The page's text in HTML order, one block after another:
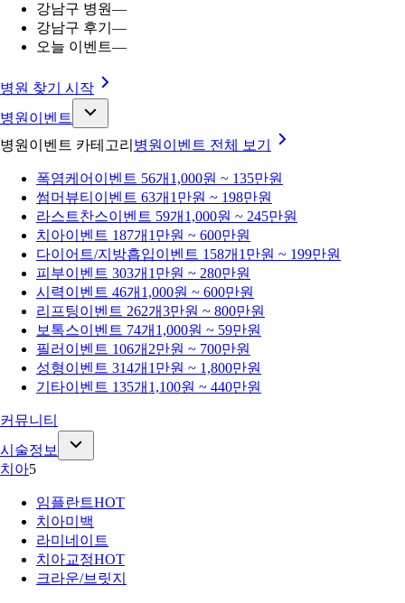
강남구 병원—
강남구 후기 —
오늘 이벤트—
병원 찾기 시작
병원이벤트
병원이벤트 카테고리 병원이벤트 전체 보기
폭염케어 이벤트 56개 1,000원 ~ 135만원
썸머뷰티 이벤트 63개 1만원 ~ 198만원
라스트찬스이벤트 59개 1,000원 ~ 245만원
치아이벤트 187개 1만원 ~ 600만원
다이어트/지방흡입이벤트 158개 1만원 ~ 199만원
피부이벤트 303개 1만원 ~ 280만원
시력이벤트 46개 1,000원 ~ 600만원
리프팅이벤트 262개3만원 ~ 800만원
보톡스이벤트 74개 1,000원 ~ 59만원
필러 이벤트 106개 2만원 ~ 700만원
성형이벤트 314개 1만원 ~ 1,800만원
기타이벤트 135개 1,100원 ~ 440만원
커뮤니티
시술정보
치아5
임플란트HOT
치아미백
라미네이트
치아교정HOT
크라운/브릿지